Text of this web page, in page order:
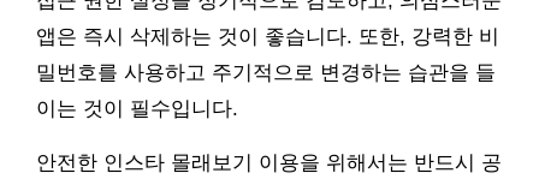
앱은 즉시 삭제하는 것이 좋습니다. 또한, 강력한 비
밀번호를 사용하고 주기적으로 변경하는 습관을 들
이는 것이 필수입니다.
안전한 인스타 몰래보기 이용을 위해서는 반드시 공